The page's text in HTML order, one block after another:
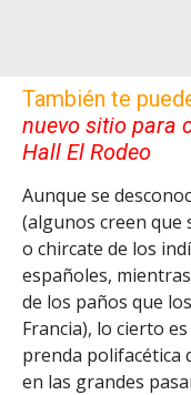
También te
nuevo sitio para
Hall El Rodeo
Aunque se
(algunos creen que
o chircate de los
españoles,
de los paños que
Francia), lo cierto
prenda polifacética
en las grandes